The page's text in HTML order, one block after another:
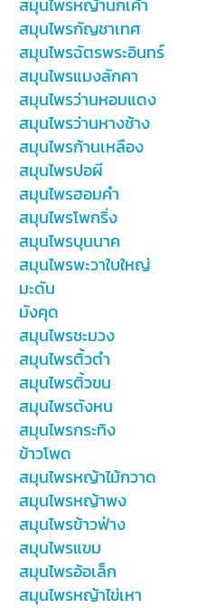
สมุนไพรหญ้านกเค้า
สมุนไพรกัญชาเทศ
สมุนไพรฉัตรพระอินทร์
สมุนไพรแมงลักคา
สมุนไพรว่านหอมแดง
สมุนไพรว่านหางช้าง
สมุนไพรก้านเหลือง
สมุนไพรปอผี
สมุนไพรฮอมคำ
สมุนไพรโพกริ่ง
สมุนไพรบุนนาค
สมุนไพรพะวาใบใหญ่
มะดัน
มังคุด
สมุนไพรชะมวง
สมุนไพรติ้วตำ
สมุนไพรติ้วขน
สมุนไพรตังหน
สมุนไพรกระทิง
ข้าวโพด
สมุนไพรหญ้าไม้กวาด
สมุนไพรหญ้าพง
สมุนไพรข้าวฟ่าง
สมุนไพรแขม
สมุนไพรอ้อเล็ก
สมุนไพรหญ้าไข่เหา